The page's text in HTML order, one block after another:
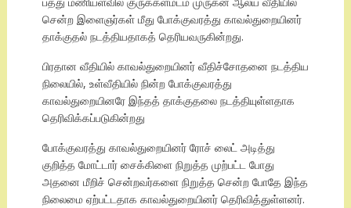
சென்ற இளைஞர்கள் மீது போக்குவரத்து காவல்துறையினர்
தாக்குதல் நடத்தியதாகத் தெரியவருகின்றது.
பிரதான வீதியில் காவல்துறையினர் வீதிச்சோதனை நடத்திய
நிலையில், உள்வீதியில் நின்ற போக்குவரத்து
காவல்துறையினரே இந்தத் தாக்குதலை நடத்தியுள்ளதாக
தெரிவிக்கப்படுகின்றது
போக்குவரத்து காவல்துறையினர் ரோச் லைட் அடித்து
குறித்த மோட்டார் சைக்கிளை நிறுத்த முற்பட்ட போது
அதனை மீறிச் சென்றவர்களை நிறுத்த சென்ற போதே இந்த
நிலைமை ஏற்பட்டதாக காவல்துறையினர் தெரிவித்துள்ளனர்.